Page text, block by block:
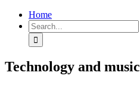
Skip
content
Home
Search
for:
Technology and music